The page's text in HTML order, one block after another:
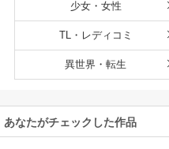
少女・女性
TL・レディコミ
異世界・転生
あなたがチェックした作品